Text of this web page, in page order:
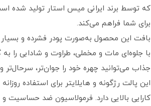
که توسط برند ایرانی میس استار تولید شده
برای شما فراهم می‌کند.
بافت این محصول به‌صورت پودر فشرده و
با جلوه‌ای مات و مخملی، طراوت و شادابی را
جذاب می‌توانید چهره خود را جوان‌تر،
این پالت رژگونه و هایلایتر برای استفاده
کارایی بالایی دارد. فرمولاسیون ضد